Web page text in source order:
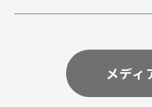
メディ